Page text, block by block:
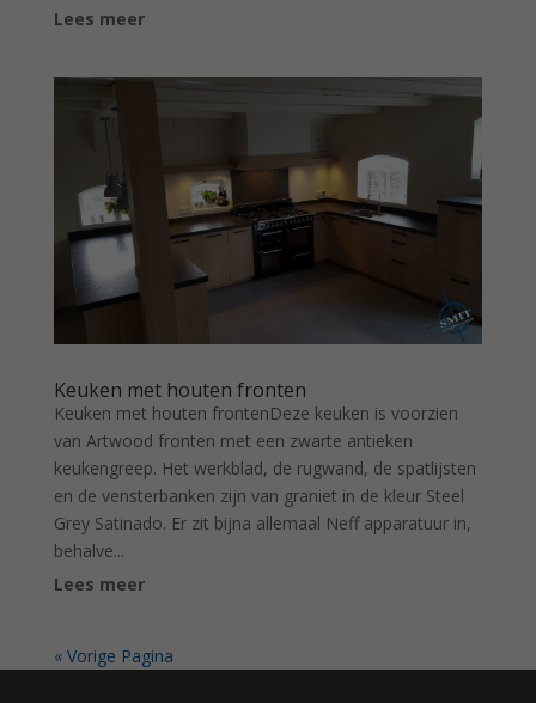
Lees meer
Keuken met houten fronten
Keuken met houten frontenDeze keuken is voorzien
van Artwood fronten met een zwarte antieken
keukengreep. Het werkblad, de rugwand, de spatlijsten
en de vensterbanken zijn van graniet in de kleur Steel
Grey Satinado. Er zit bijna allemaal Neff apparatuur in,
behalve...
Lees meer
« Vorige Pagina